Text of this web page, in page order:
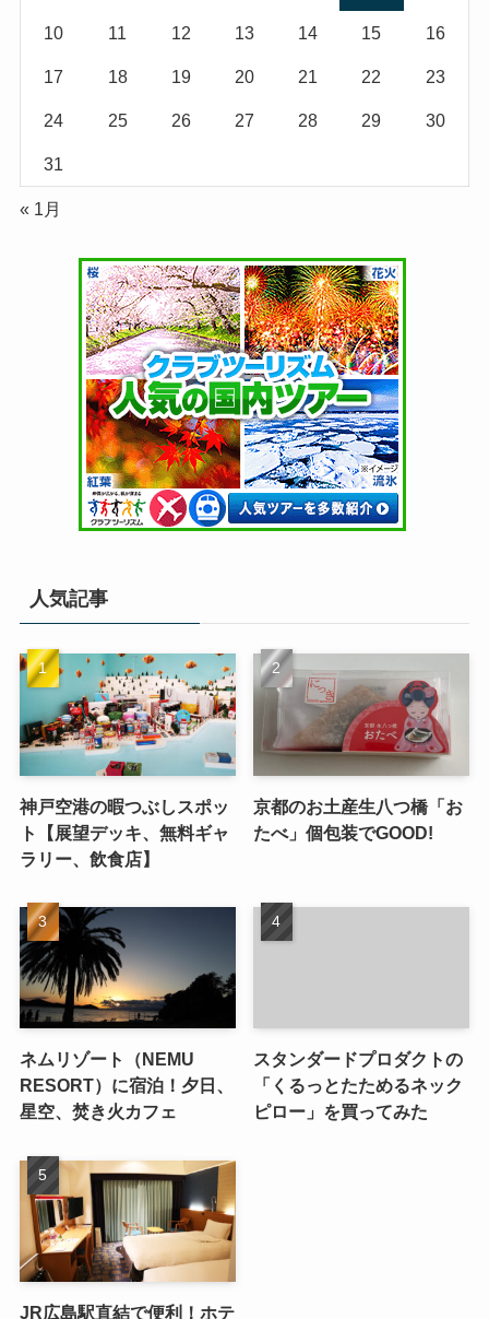
10 11 12 13 14 15 16
17 18 19 20 21 22 23
24 25 26 27 28 29 30
31
« 1月
人気記事
神戸空港の暇つぶしスポッ
ト【展望デッキ、無料ギャ
ラリー、飲食店】
京都のお土産生八つ橋「お
たべ」個包装でGOOD!
ネムリゾート（NEMU
RESORT）に宿泊！夕日、
星空、焚き火カフェ
スタンダードプロダクトの
「くるっとたためるネック
ピロー」を買ってみた
JR広島駅直結で便利！ホテ